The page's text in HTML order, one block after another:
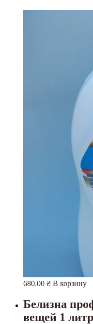
680.00 ₴ В корзину
Белизна
вещей 1 литр